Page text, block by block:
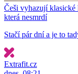
Češi vyhazují
která nesmrdí
Stačí pár dní a je to
Extrafit.cz